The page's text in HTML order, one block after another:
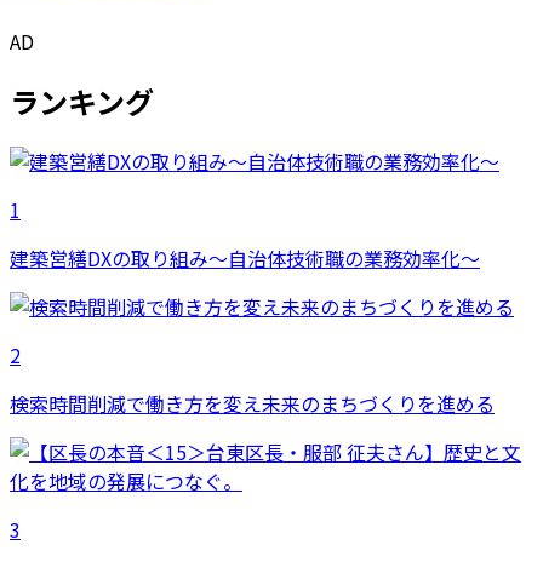
AD
ランキング
1
建築営繕DXの取り組み～自治体技術職の業務効率化～
2
検索時間削減で働き方を変え未来のまちづくりを進める
3